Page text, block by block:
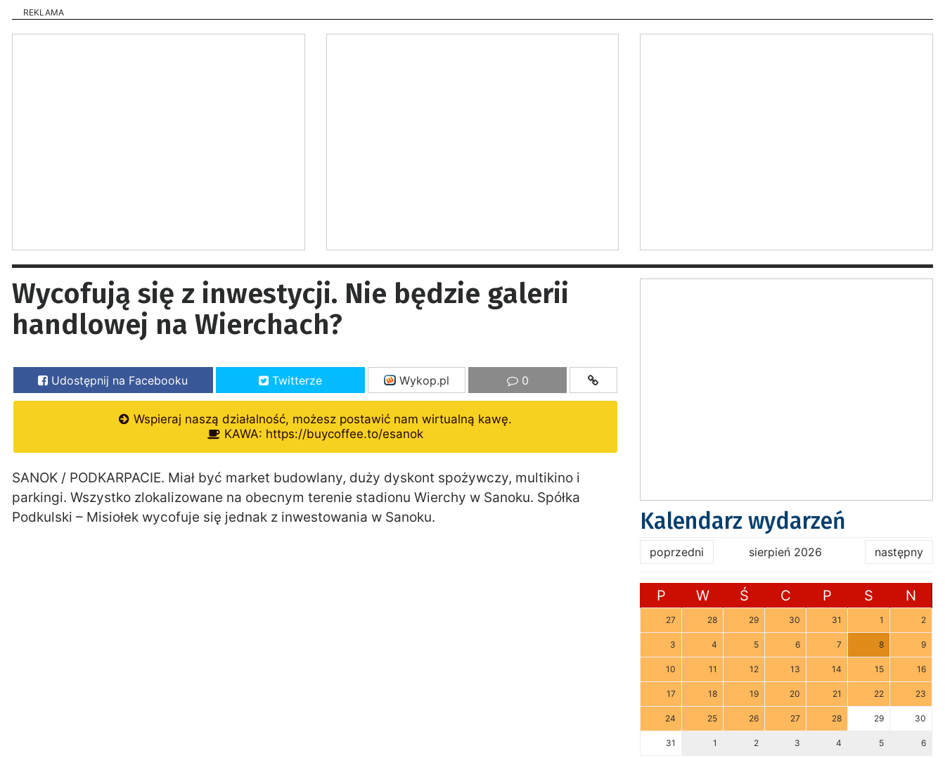
REKLAMA
Wycofują się z inwestycji. Nie będzie galerii
handlowej na Wierchach?
Udostępnij na Facebooku Twitterze Wykop.pl 0
Wspieraj naszą działalność, możesz postawić nam wirtualną kawę.
KAWA: https://buycoffee.to/esanok
SANOK / PODKARPACIE. Miał być market budowlany, duży dyskont spożywczy, multikino i
parkingi. Wszystko zlokalizowane na obecnym terenie stadionu Wierchy w Sanoku. Spółka
Podkulski – Misiołek wycofuje się jednak z inwestowania w Sanoku.
Kalendarz wydarzeń
poprzedni sierpień 2026 następny
P W Ś C P S N
27 28 29 30 31 1 2
3 4 5 6 7 8 9
10 11 12 13 14 15 16
17 18 19 20 21 22 23
24 25 26 27 28 29 30
31 1 2 3 4 5 6